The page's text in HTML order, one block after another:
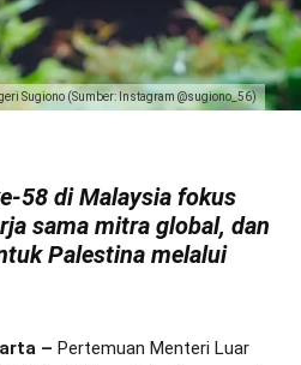
Sugiono (Sumber: Instagram @sugiono_56)
58 di Malaysia fokus
sama mitra global, dan
Palestina melalui
– Pertemuan Menteri Luar